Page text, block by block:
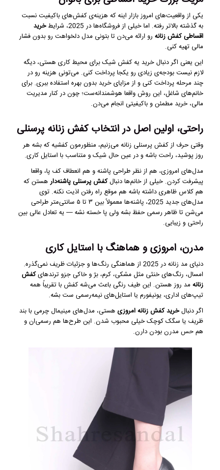
یکی از واقعیت‌های امروز بازار اینه که هزینه‌ی کفش‌های باکیفیت نسبت
به گذشته بالاتر رفته. اما خیلی از فروشگاه‌ها در 2025، شرایط
خرید
اقساطی کفش زنانهرو ارائه می‌دن تا بتونی مدل دلخواهت رو بدون فشار
مالی تهیه کنی.
این یعنی اگر دنبال خرید یه کفش شیک برای محیط کاری هستی، دیگه
لازم نیست بودجه‌ی زیادی رو یکجا پرداخت کنی. می‌تونی هزینه رو در
چند مرحله پرداخت کنی و از مزایای خرید بدون بهره استفاده ببری. برای
خانم‌های شاغل، این روش واقعا هوشمندانه‌ست؛ چون در کنار مدیریت
مالی، خرید مطمئن و باکیفیتی انجام می‌دن.
راحتی، اولین اصل در انتخاب کفش زنانه پرسنلی
وقتی حرف از کفش پرسنلی زنانه می‌زنیم، منظورمون کفشیه که بشه هر
روز پوشید، راحت باشه و در عین حال شیک و متناسب با استایل کاری.
مدل‌های امروزی، هم از نظر طراحی پاشنه و هم انعطاف کف پا، واقعا
پیشرفت کردن. خیلی از خانم‌ها دنبالکفش پرسنلی پاشنه‌دارهستن که
هم کلاس ظاهری داشته باشه هم موقع راه رفتن اذیت نکنه. توی
مدل‌های جدید 2025، پاشنه‌ها معمولاً بین ۳ تا ۵ سانتی‌متر طراحی
می‌شن تا ظاهر رسمی حفظ بشه ولی پا خسته نشه — یه تعادل عالی بین
راحتی و زیبایی.
مدرن، امروزی و هماهنگ با استایل کاری
دنیای مد زنانه در 2025 از هماهنگی رنگ‌ها و جزئیات ظریف نمی‌گذره.
امسال، رنگ‌های خنثی مثل مشکی، کرم، بژ و خاکی جزو ترندهایکفش
زنانه مد روز هستن. این طیف رنگی باعث می‌شه کفش با تقریباً همه
تیپ‌های اداری، یونیفورم یا استایل‌های نیمه‌رسمی ست بشه.
اگر دنبالخرید کفش زنانه امروزیهستی، مدل‌های مینیمال چرمی با بند
ظریف یا سگک کوچک خیلی محبوب شدن. این طرح‌ها هم رسمی‌ان و
هم حس مدرن بودن دارن.